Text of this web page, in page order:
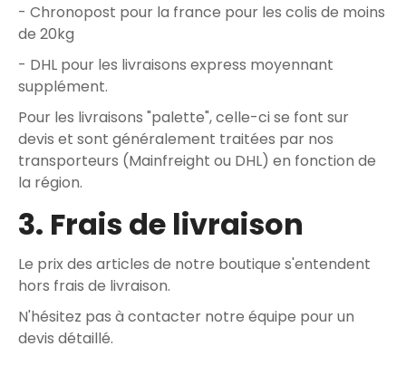
- Chronopost pour la france pour les colis de moins
de 20kg
- DHL pour les livraisons express moyennant
supplément.
Pour les livraisons "palette", celle-ci se font sur
devis et sont généralement traitées par nos
transporteurs (Mainfreight ou DHL) en fonction de
la région.
3. Frais de livraison
Le prix des articles de notre boutique s'entendent
hors frais de livraison.
N'hésitez pas à contacter notre équipe pour un
devis détaillé.